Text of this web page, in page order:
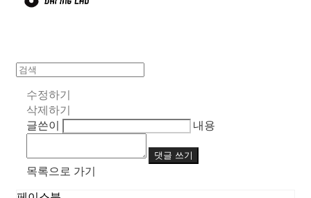
수정하기
삭제하기
글쓴이
내용
댓글 쓰기
목록으로 가기